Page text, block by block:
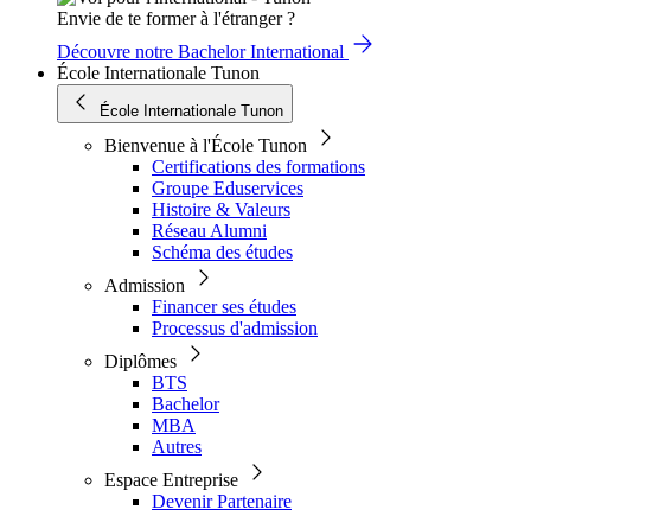
Envie de te former à l'étranger ?
Découvre notre Bachelor International
École Internationale Tunon
École Internationale Tunon
Bienvenue à l'École Tunon
Certifications des formations
Groupe Eduservices
Histoire & Valeurs
Réseau Alumni
Schéma des études
Admission
Financer ses études
Processus d'admission
Diplômes
BTS
Bachelor
MBA
Autres
Espace Entreprise
Devenir Partenaire